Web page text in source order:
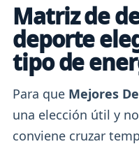
Matriz de
deporte
tipo de
Para que Mejores
una elección útil y
conviene cruzar